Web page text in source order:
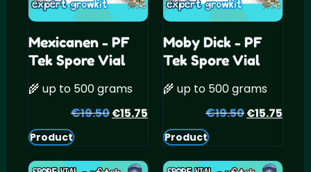
Mexicanen - PF
Tek Spore Vial
🌾 up to 500 grams
€19.50Oorspronkelijke
was:
€19.50.
€15.75
prijs
is:
€15.75.
Product
Moby Dick - PF
Tek Spore Vial
🌾 up to 500 grams
€19.50
was:
€19.50.
€15.75
is:
Product